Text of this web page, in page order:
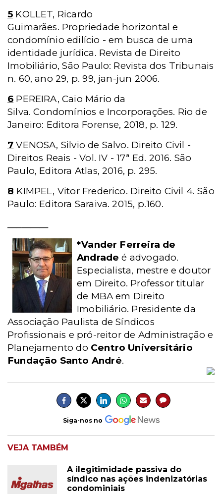
5 KOLLET, Ricardo
Guimarães. Propriedade horizontal e
condomínio edilício - em busca de uma
identidade jurídica. Revista de Direito
Imobiliário, São Paulo: Revista dos Tribunais
n. 60, ano 29, p. 99, jan-jun 2006.
6 PEREIRA, Caio Mário da
Silva. Condomínios e Incorporações. Rio de
Janeiro: Editora Forense, 2018, p. 129.
7 VENOSA, Silvio de Salvo. Direito Civil -
Direitos Reais - Vol. IV - 17ª Ed. 2016. São
Paulo, Editora Atlas, 2016, p. 295.
8 KIMPEL, Vitor Frederico. Direito Civil 4. São
Paulo: Editora Saraiva. 2015, p.160.
*Vander Ferreira de
Andrade é advogado.
Especialista, mestre e doutor
em Direito. Professor titular
de MBA em Direito
Imobiliário. Presidente da
Associação Paulista de Síndicos
Profissionais e pró-reitor de Administração e
Planejamento do Centro Universitário
Fundação Santo André.
Siga-nos no
VEJA TAMBÉM
A ilegitimidade passiva do
síndico nas ações indenizatórias
condominiais